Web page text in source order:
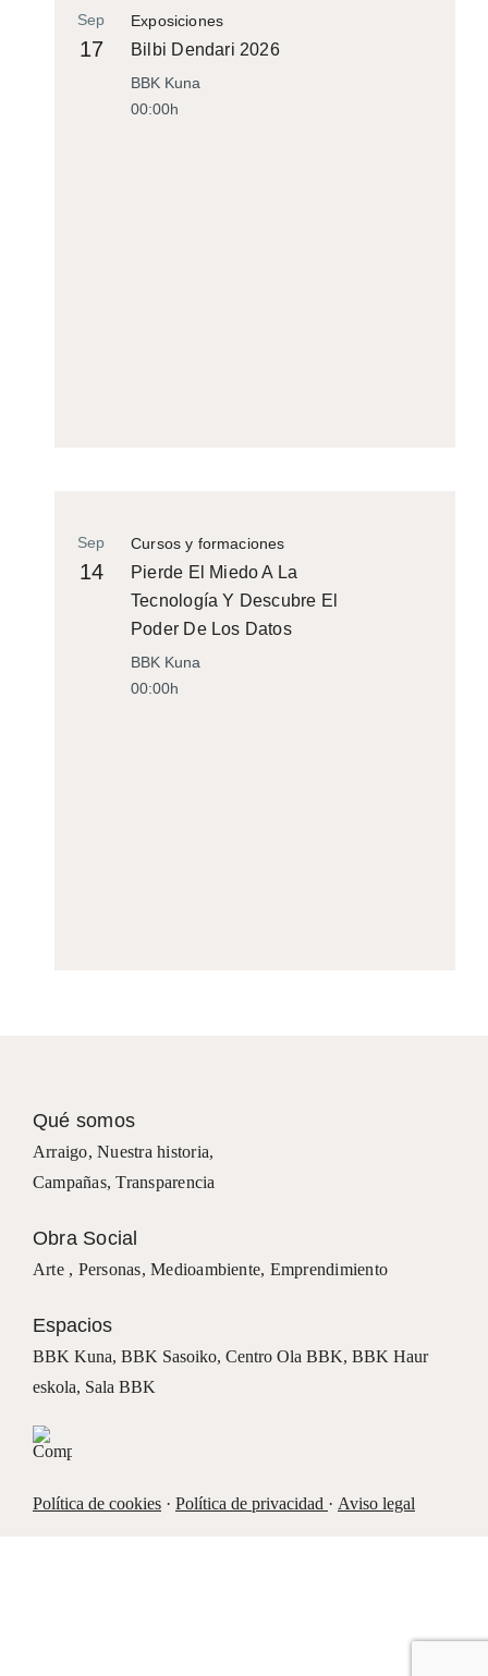
Exposiciones
Sep
17 Bilbi Dendari 2026
BBK Kuna
00:00h
Cursos y formaciones
Sep
14
Pierde El Miedo A La
Tecnología Y Descubre El
Poder De Los Datos
BBK Kuna
00:00h
Qué somos
Arraigo,Nuestra historia,
Campañas, Transparencia
Obra Social
Arte , Personas,Medioambiente, Emprendimiento
Espacios
BBK Kuna, BBK Sasoiko, Centro Ola BBK, BBK Haur
eskola, Sala BBK
Política de cookies· Política de privacidad · Aviso legal